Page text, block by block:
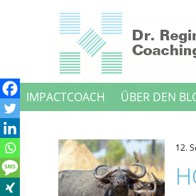
IMPACTCOACH ÜBER DEN
12.